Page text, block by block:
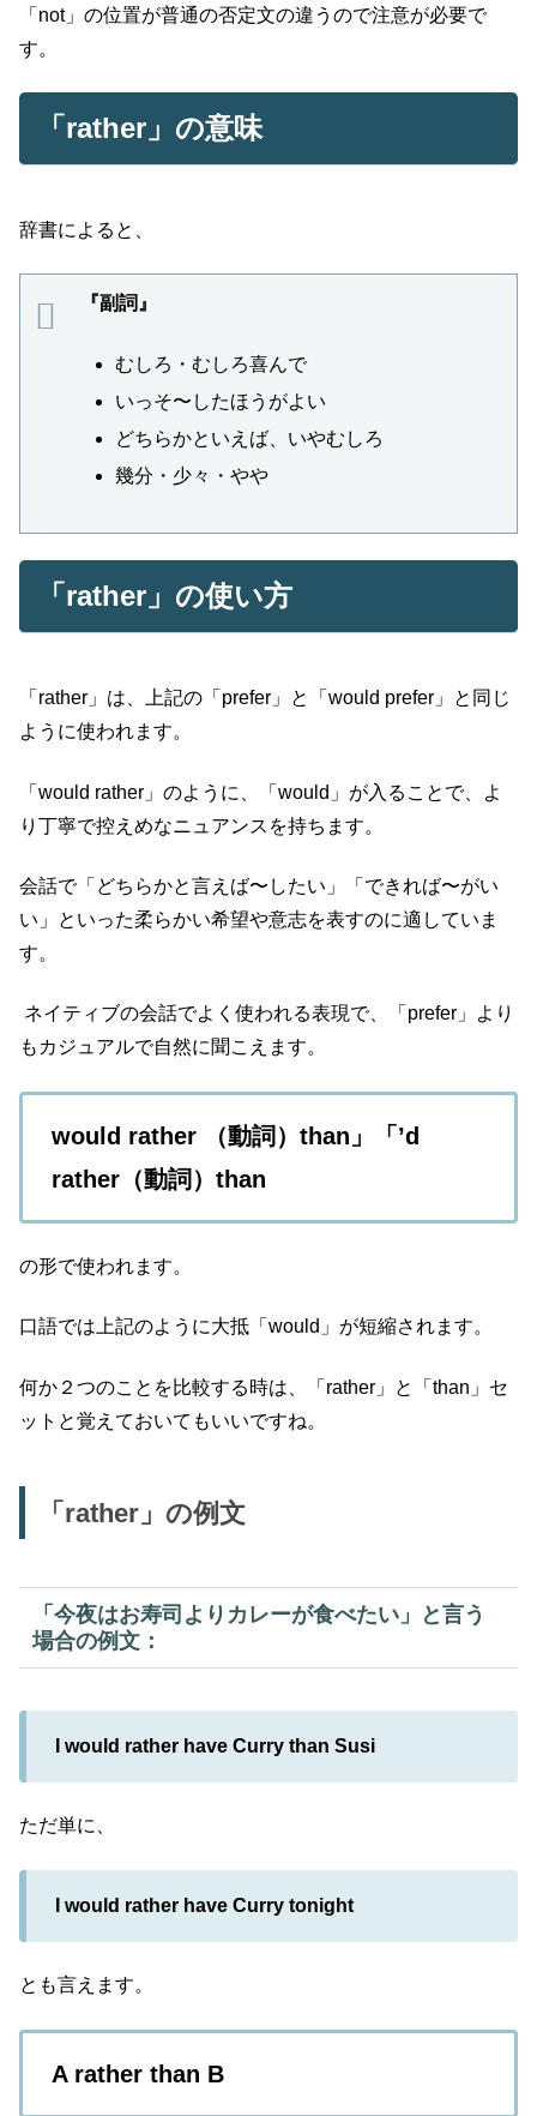
「not」の位置が普通の否定文の違うので注意が必要で
す。
「rather」の意味
辞書によると、
『副詞』
むしろ・むしろ喜んで
いっそ〜したほうがよい
どちらかといえば、いやむしろ
幾分・少々・やや
「rather」の使い方
「rather」は、上記の「prefer」と「would prefer」と同じ
ように使われます。
「would rather」のように、「would」が入ることで、よ
り丁寧で控えめなニュアンスを持ちます。
会話で「どちらかと言えば〜したい」「できれば〜がい
い」といった柔らかい希望や意志を表すのに適していま
す。
ネイティブの会話でよく使われる表現で、「prefer」より
もカジュアルで自然に聞こえます。
would rather （動詞）than」「’d
rather（動詞）than
の形で使われます。
口語では上記のように大抵「would」が短縮されます。
何か２つのことを比較する時は、「rather」と「than」セ
ットと覚えておいてもいいですね。
「rather」の例文
「今夜はお寿司よりカレーが食べたい」と言う
場合の例文：
I would rather have Curry than Susi
ただ単に、
I would rather have Curry tonight
とも言えます。
A rather than B